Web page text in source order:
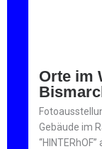
Orte im
Gebäude im